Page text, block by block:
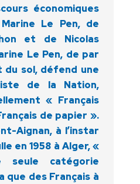
économiques
Le Pen, de
et de Nicolas
Le Pen, de par
sol, défend une
de la Nation,
« Français
de papier ».
Aignan, à l’instar
en 1958 à Alger, «
seule catégorie
que des Français à